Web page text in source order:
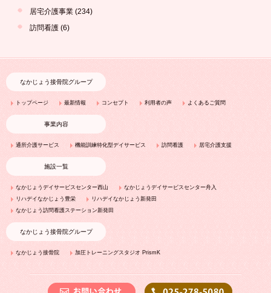
居宅介護事業 (234)
訪問看護 (6)
なかじょう接骨院グループ
トップページ 最新情報 コンセプト 利用者の声 よくあるご質問
事業内容
通所介護サービス 機能訓練特化型デイサービス 訪問看護 居宅介護支援
施設一覧
なかじょうデイサービスセンター西山
なかじょうデイサービスセンター舟入
リハデイなかじょう豊栄
リハデイなかじょう新発田
なかじょう訪問看護ステーション新発田
なかじょう接骨院グループ
なかじょう接骨院 加圧トレーニングスタジオ PrismK